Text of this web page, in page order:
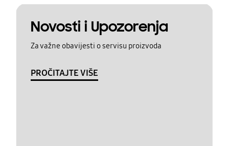
Novosti i Upozorenja
Za važne obavijesti o servisu proizvoda
PROČITAJTE VIŠE